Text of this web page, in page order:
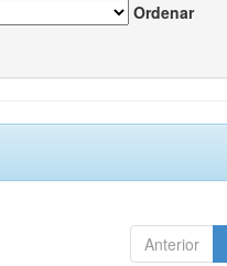
Ordenar
Anterior